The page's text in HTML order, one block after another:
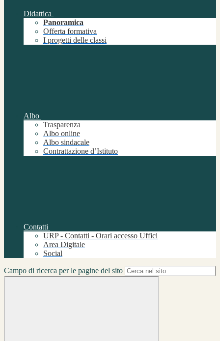
Didattica
Panoramica
Offerta formativa
I progetti delle classi
Albo
Trasparenza
Albo online
Albo sindacale
Contrattazione d’Istituto
Contatti
URP - Contatti - Orari accesso Uffici
Area Digitale
Social
Campo di ricerca per le pagine del sito